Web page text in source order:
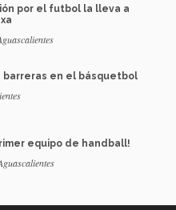
por el futbol la lleva a
barreras en el básquetbol
equipo de handball!